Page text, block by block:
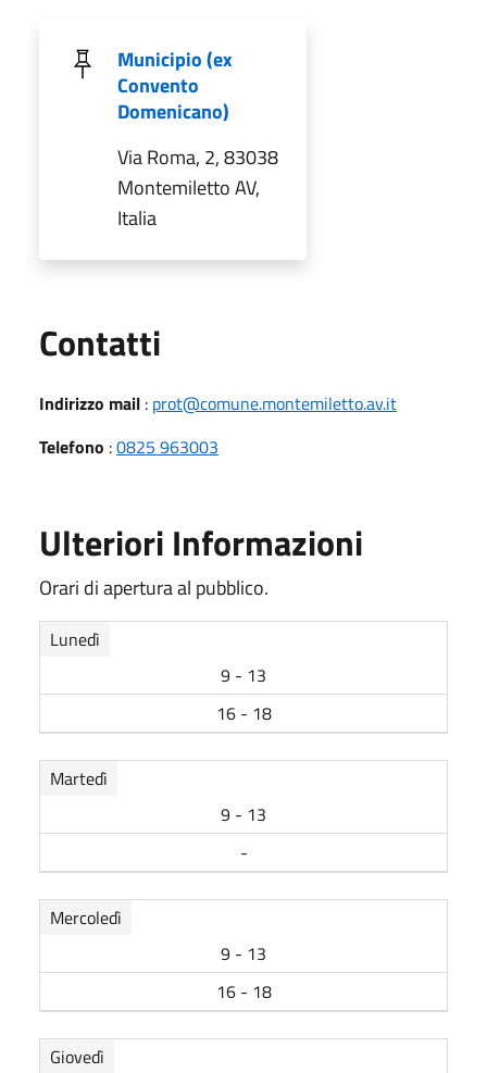
Municipio (ex
Convento
Domenicano)
Via Roma, 2, 83038
Montemiletto AV,
Italia
Contatti
Indirizzo mail : prot@comune.montemiletto.av.it
Telefono :0825 963003
Ulteriori Informazioni
Orari di apertura al pubblico.
Lunedì
9 - 13
16 - 18
Martedì
9 - 13
-
Mercoledì
9 - 13
16 - 18
Giovedì